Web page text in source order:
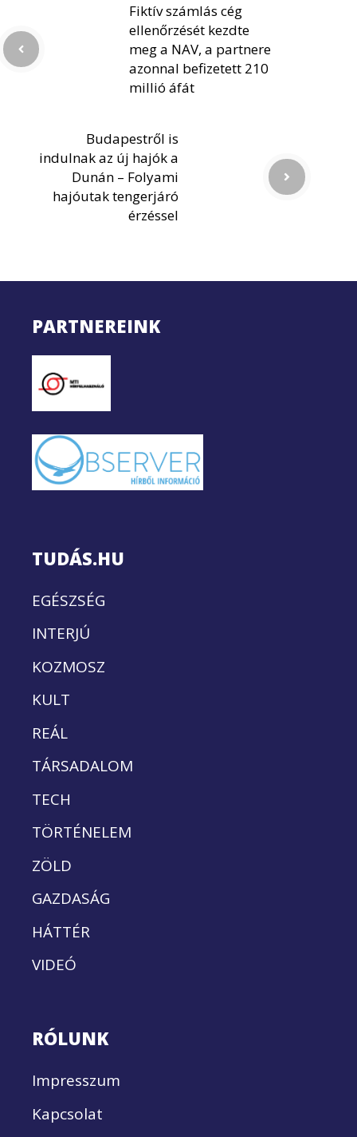
Fiktív számlás cég
ellenőrzését kezdte
meg a NAV, a partnere
azonnal befizetett 210
millió áfát
Budapestről is
indulnak az új hajók a
Dunán – Folyami
hajóutak tengerjáró
érzéssel
PARTNEREINK
TUDÁS.HU
EGÉSZSÉG
INTERJÚ
KOZMOSZ
KULT
REÁL
TÁRSADALOM
TECH
TÖRTÉNELEM
ZÖLD
GAZDASÁG
HÁTTÉR
VIDEÓ
RÓLUNK
Impresszum
Kapcsolat